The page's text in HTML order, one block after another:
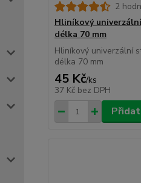
2
Hliníkový
délka 70 mm
Hliníkový univerzální
délka 70 mm
45 Kč/ks
37 Kč bez DPH